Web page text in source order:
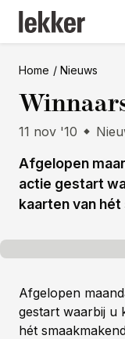
Home Nieuws
11 nov '10
Afgelopen
actie gestart
kaarten van
Afgelopen
gestart waarbij u
hét